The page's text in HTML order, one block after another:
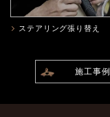
ステアリング張り替え
施工事例